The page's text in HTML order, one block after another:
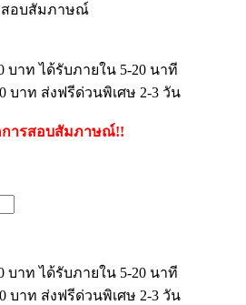
สอบสัมภาษณ์
บาท ได้รับภายใน 5-20 นาที
บาท ส่งฟรีด่วนพิเศษ 2-3 วัน
การสอบสัมภาษณ์!!
บาท ได้รับภายใน 5-20 นาที
บาท ส่งฟรีด่วนพิเศษ 2-3 วัน